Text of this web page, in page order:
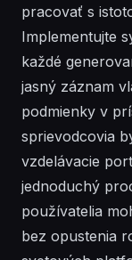
pracovať s
Implementujte
každé
jasný záznam
podmienky v
sprievodcovia
vzdelávacie
jednoduchý
používatelia
bez opustenia